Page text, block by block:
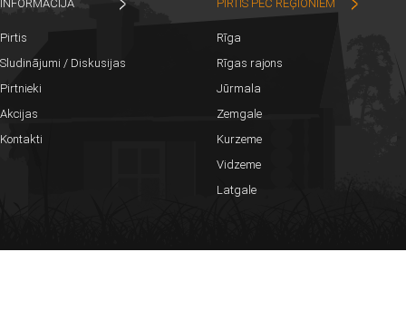
INFORMĀCIJA
Pirtis
Sludinājumi / Diskusijas
Pirtnieki
Akcijas
Kontakti
PIRTIS PĒC REĢIONIEM
Rīga
Rīgas rajons
Jūrmala
Zemgale
Kurzeme
Vidzeme
Latgale